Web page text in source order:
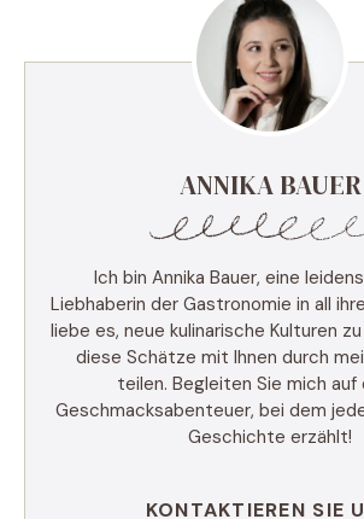
ANNIKA BAUER
Ich bin Annika Bauer, eine
Liebhaberin der Gastronomie in all
liebe es, neue kulinarische Kulturen
diese Schätze mit Ihnen durch
teilen. Begleiten Sie mich auf
Geschmacksabenteuer, bei dem
Geschichte erzählt!
KONTAKTIEREN SIE